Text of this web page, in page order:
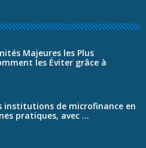
Majeures les Plus
les Éviter grâce à
institutions de microfinance en
pratiques, avec ...